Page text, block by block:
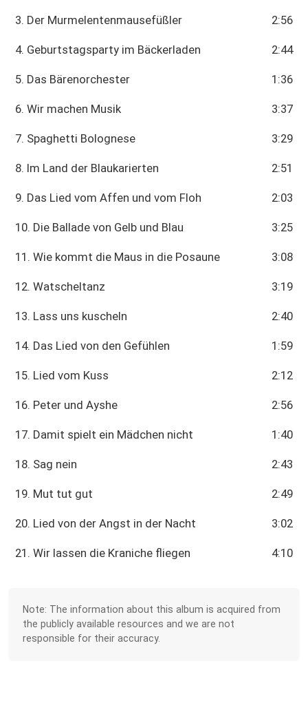
3. Der Murmelentenmausefüßler 2:56
4. Geburtstagsparty im Bäckerladen 2:44
5. Das Bärenorchester 1:36
6. Wir machen Musik 3:37
7. Spaghetti Bolognese 3:29
8. Im Land der Blaukarierten 2:51
9. Das Lied vom Affen und vom Floh 2:03
10. Die Ballade von Gelb und Blau 3:25
11. Wie kommt die Maus in die Posaune 3:08
12. Watscheltanz 3:19
13. Lass uns kuscheln 2:40
14. Das Lied von den Gefühlen 1:59
15. Lied vom Kuss 2:12
16. Peter und Ayshe 2:56
17. Damit spielt ein Mädchen nicht 1:40
18. Sag nein 2:43
19. Mut tut gut 2:49
20. Lied von der Angst in der Nacht 3:02
21. Wir lassen die Kraniche fliegen 4:10
Note: The information about this album is acquired from
the publicly available resources and we are not
responsible for their accuracy.